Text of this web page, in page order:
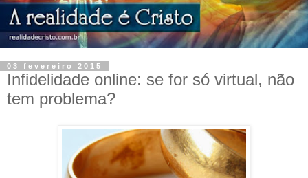
03 fevereiro 2015
Infidelidade online: se for só virtual, não
tem problema?